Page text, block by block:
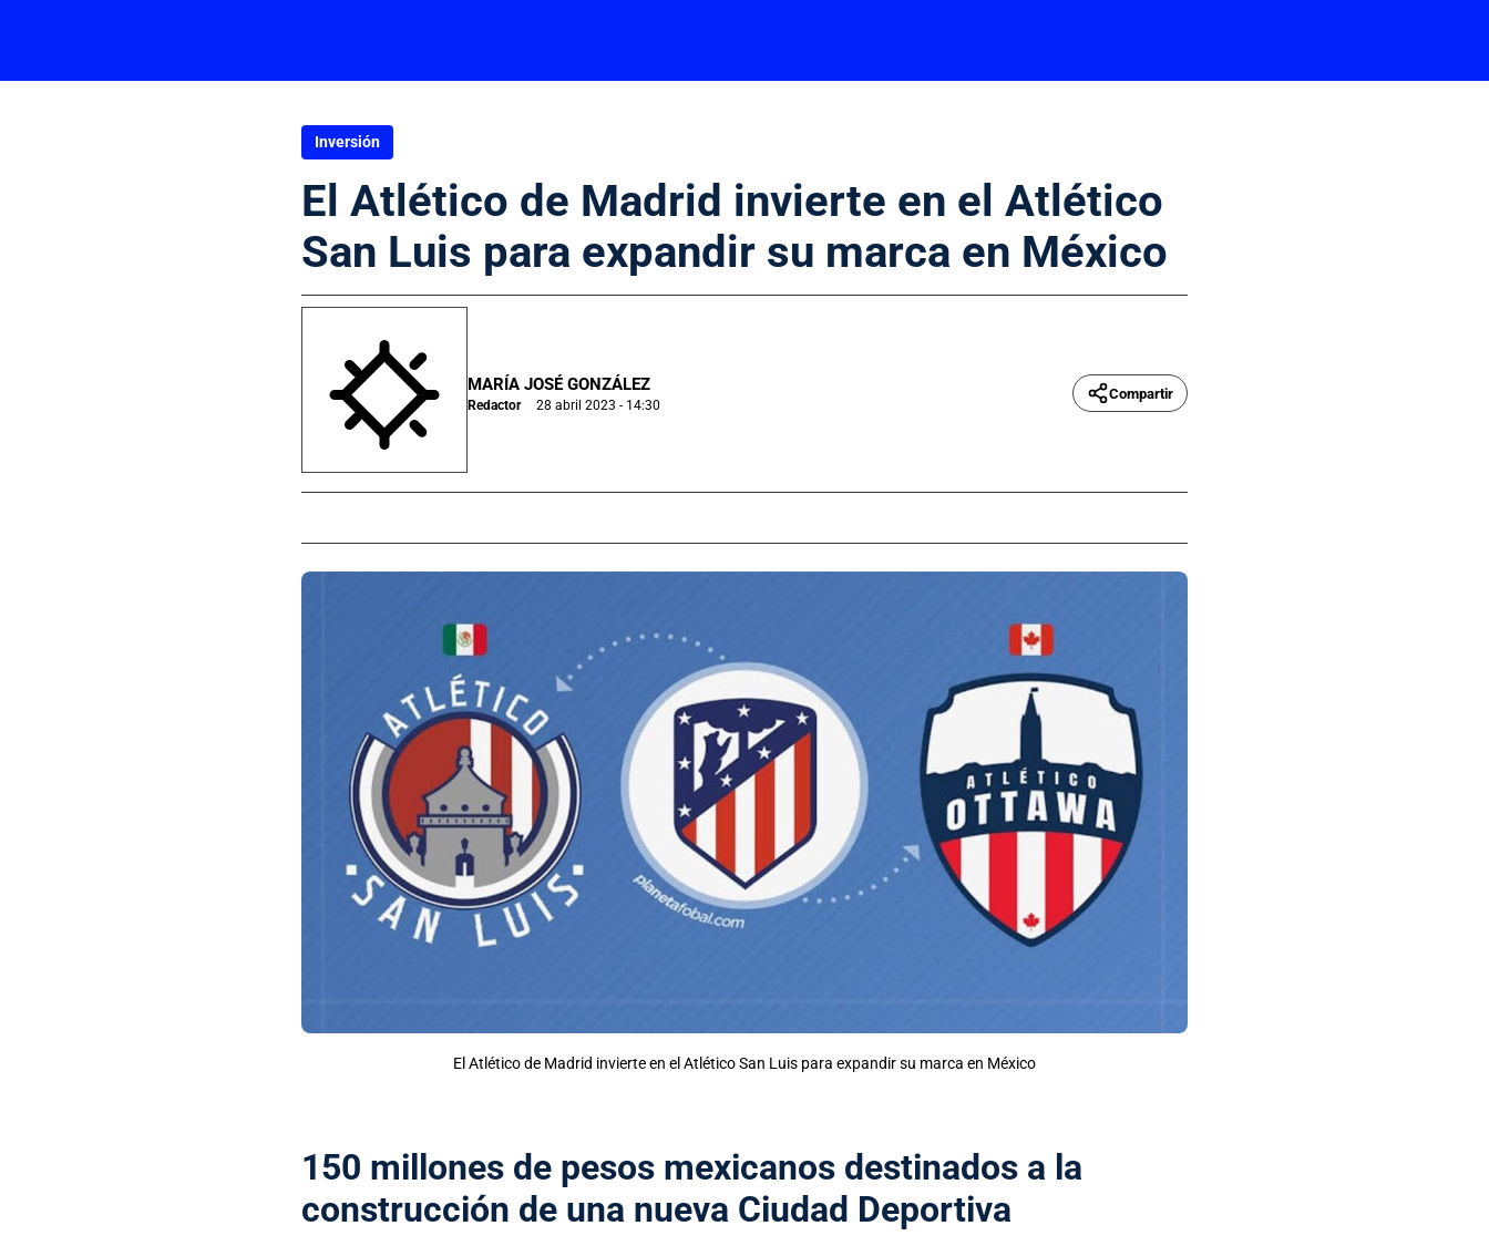
Inversión
El Atlético de Madrid invierte en el Atlético
San Luis para expandir su marca en México
MARÍA JOSÉ GONZÁLEZ
Redactor 28 abril 2023 - 14:30
Compartir
El Atlético de Madrid invierte en el Atlético San Luis para expandir su marca en México
150 millones de pesos mexicanos destinados a la
construcción de una nueva Ciudad Deportiva